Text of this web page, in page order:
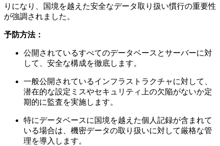
りになり、国境を越えた安全なデータ取り扱い慣行の重要性
が強調されました。
予防方法：
公開されているすべてのデータベースとサーバーに対
して、安全な構成を徹底します。
一般公開されているインフラストラクチャに対して、
潜在的な設定ミスやセキュリティ上の欠陥がないか定
期的に監査を実施します。
特にデータベースに国境を越えた個人記録が含まれて
いる場合は、機密データの取り扱いに対して厳格な管
理を導入します。